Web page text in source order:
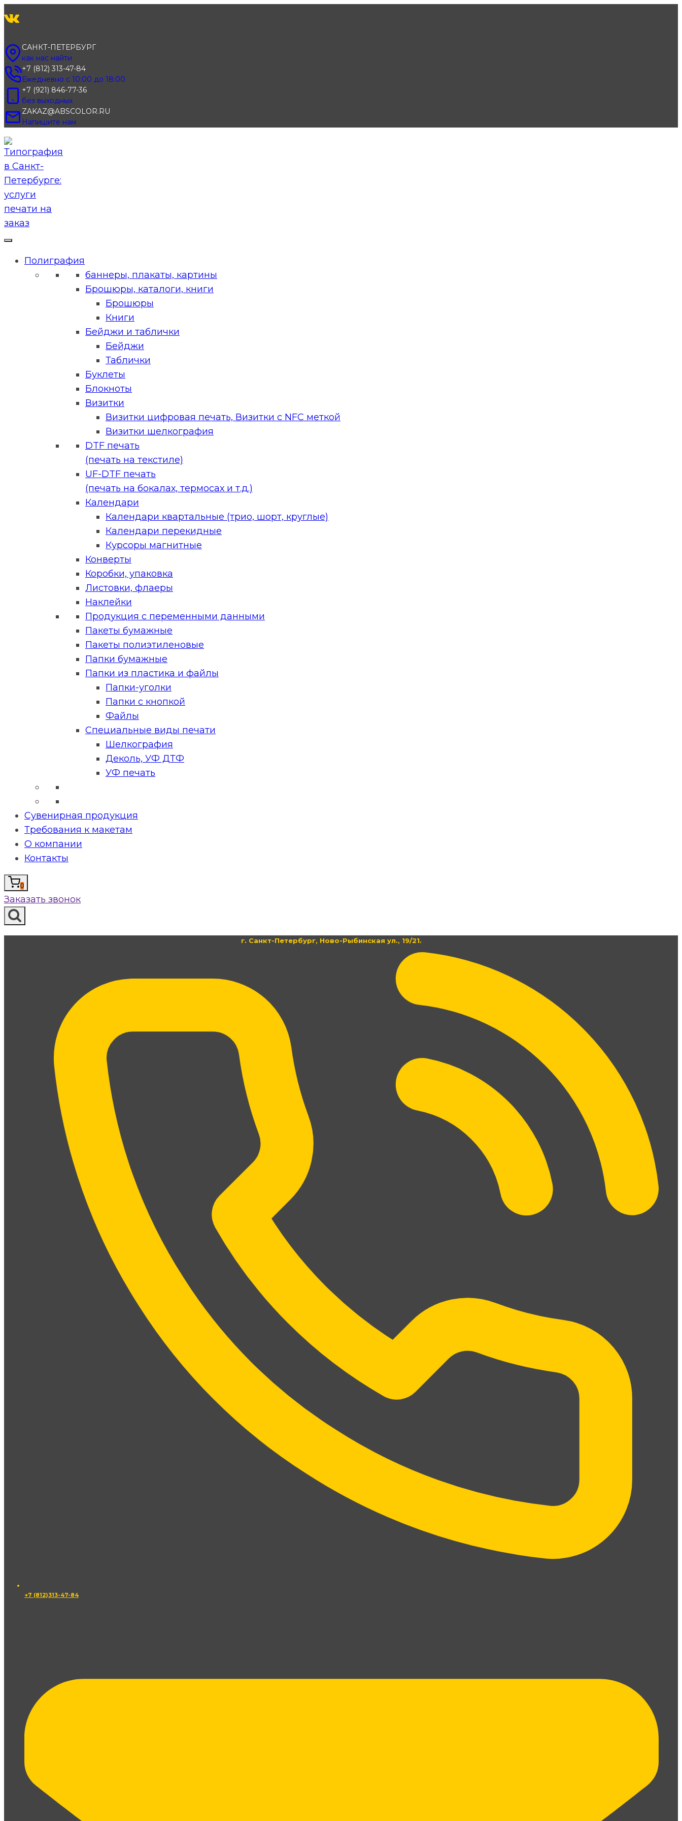
к
САНКТ-ПЕТЕРБУРГ
как нас найти
+7 (812) 313-47-84
Ежедневно с 10:00 до 18:00
+7 (921) 846-77-36
без выходных
ZAKAZ@ABSCOLOR.RU
Напишите нам
Полиграфия
баннеры, плакаты, картины
Брошюры, каталоги, книги
Брошюры
Книги
Бейджи и таблички
Бейджи
Таблички
Буклеты
Блокноты
Визитки
Визитки цифровая печать, Визитки с NFC меткой
Визитки шелкография
DTF печать
(печать на текстиле)
UF-DTF печать
(печать на бокалах, термосах и т.д.)
Календари
Календари квартальные (трио, шорт, круглые)
Календари перекидные
Курсоры магнитные
Конверты
Коробки, упаковка
Листовки, флаеры
Наклейки
Продукция с переменными данными
Пакеты бумажные
Пакеты полиэтиленовые
Папки бумажные
Папки из пластика и файлы
Папки-уголки
Папки с кнопкой
Файлы
Специальные виды печати
Шелкография
Деколь, УФ ДТФ
УФ печать
Сувенирная продукция
Требования к макетам
О компании
Контакты
0
Заказать звонок
г. Санкт-Петербург, Ново-Рыбинская ул., 19/21.
+7 (812)313-47-84